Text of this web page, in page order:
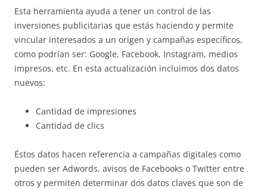
Esta herramienta ayuda a tener un control de las
inversiones publicitarias que estás haciendo y permite
vincular interesados a un origen y campañas específicos,
como podrían ser: Google, Facebook, Instagram, medios
impresos, etc. En esta actualización incluimos dos datos
nuevos:
Cantidad de impresiones
Cantidad de clics
Éstos datos hacen referencia a campañas digitales como
pueden ser Adwords, avisos de Facebooks o Twitter entre
otros y permiten determinar dos datos claves que son de